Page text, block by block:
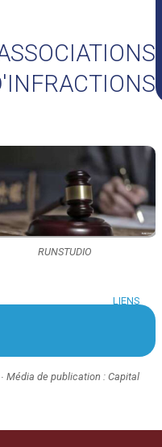
RUNSTUDIO
LIENS
Média de publication : Capital